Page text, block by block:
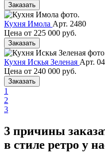
Заказать
Кухня Имола Арт. 2480
Цена от 225 000 руб.
Заказать
Кухня Искья Зеленая Арт.
Цена от 240 000 руб.
Заказать
1
2
3
3 причины
в стиле ретро у